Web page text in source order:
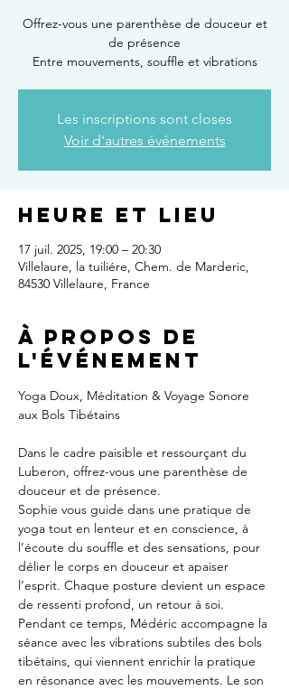
Offrez-vous une parenthèse de douceur et
de présence
Entre mouvements, souffle et vibrations
Les inscriptions sont closes
Voir d'autres événements
Heure et lieu
17 juil. 2025, 19:00 – 20:30
Villelaure, la tuiliére, Chem. de Marderic,
84530 Villelaure, France
À propos de
l'événement
Yoga Doux, Méditation & Voyage Sonore
aux Bols Tibétains
Dans le cadre paisible et ressourçant du
Luberon, offrez-vous une parenthèse de
douceur et de présence.
Sophie vous guide dans une pratique de
yoga tout en lenteur et en conscience, à
l’écoute du souffle et des sensations, pour
délier le corps en douceur et apaiser
l’esprit. Chaque posture devient un espace
de ressenti profond, un retour à soi.
Pendant ce temps, Médéric accompagne la
séance avec les vibrations subtiles des bols
tibétains, qui viennent enrichir la pratique
en résonance avec les mouvements. Le son